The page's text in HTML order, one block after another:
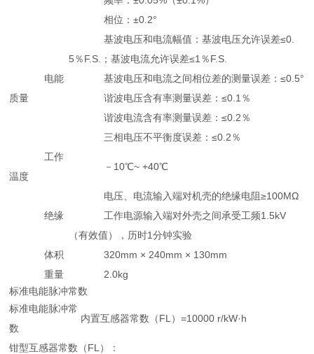
相位：±0.2°
电能
质量
基波电压和电流幅值：基波电压允许误差≤0.
5％F.S.；基波电流允许误差≤1％F.S.
基波电压和电流之间相位差的测量误差：≤0.5°
谐波电压含有率测量误差：≤0.1％
谐波电流含有率测量误差：≤0.2％
三相电压不平衡度误差：≤0.2％
工作
温度
－10℃~ +40℃
绝缘
电压、电流输入端对机壳的绝缘电阻≥100MΩ
工作电源输入端对外壳之间承受工频1.5kV
（有效值），历时1分钟实验
体积
320mm × 240mm × 130mm
重量
2.0kg
标准电能脉冲常数
标准电能脉冲常
数
内置互感器常数（FL）=10000 r/kW·h
钳型互感器常数（FL）：